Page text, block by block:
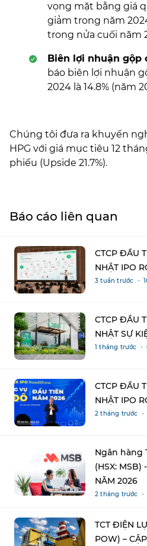
vọng mặt bằng giá
giảm trong năm
trong nửa cuối năm
Biên lợi nhuận gộp
báo biên lợi nhuận
2024 là 14.8% (năm
Chúng tôi đưa ra khuyến
HPG với giá mục tiêu 12
phiếu (Upside 21.7%).
Báo cáo liên quan
CTCP ĐẦU
NHẬT IPO
3 tuần trước ・
CTCP ĐẦU
NHẬT SỰ
1 tháng trước
CTCP ĐẦU
NHẬT IPO
2 tháng trước
Ngân hàng
(HSX: MSB)
NĂM 2026
2 tháng trước
TCT ĐIỆN
POW) –